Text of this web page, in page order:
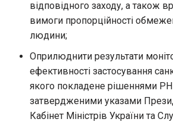
відповідного заходу, а також
вимоги пропорційності
людини;
Оприлюднити результати
ефективності застосування
якого покладене рішеннями
затвердженими указами
Кабінет Міністрів України та